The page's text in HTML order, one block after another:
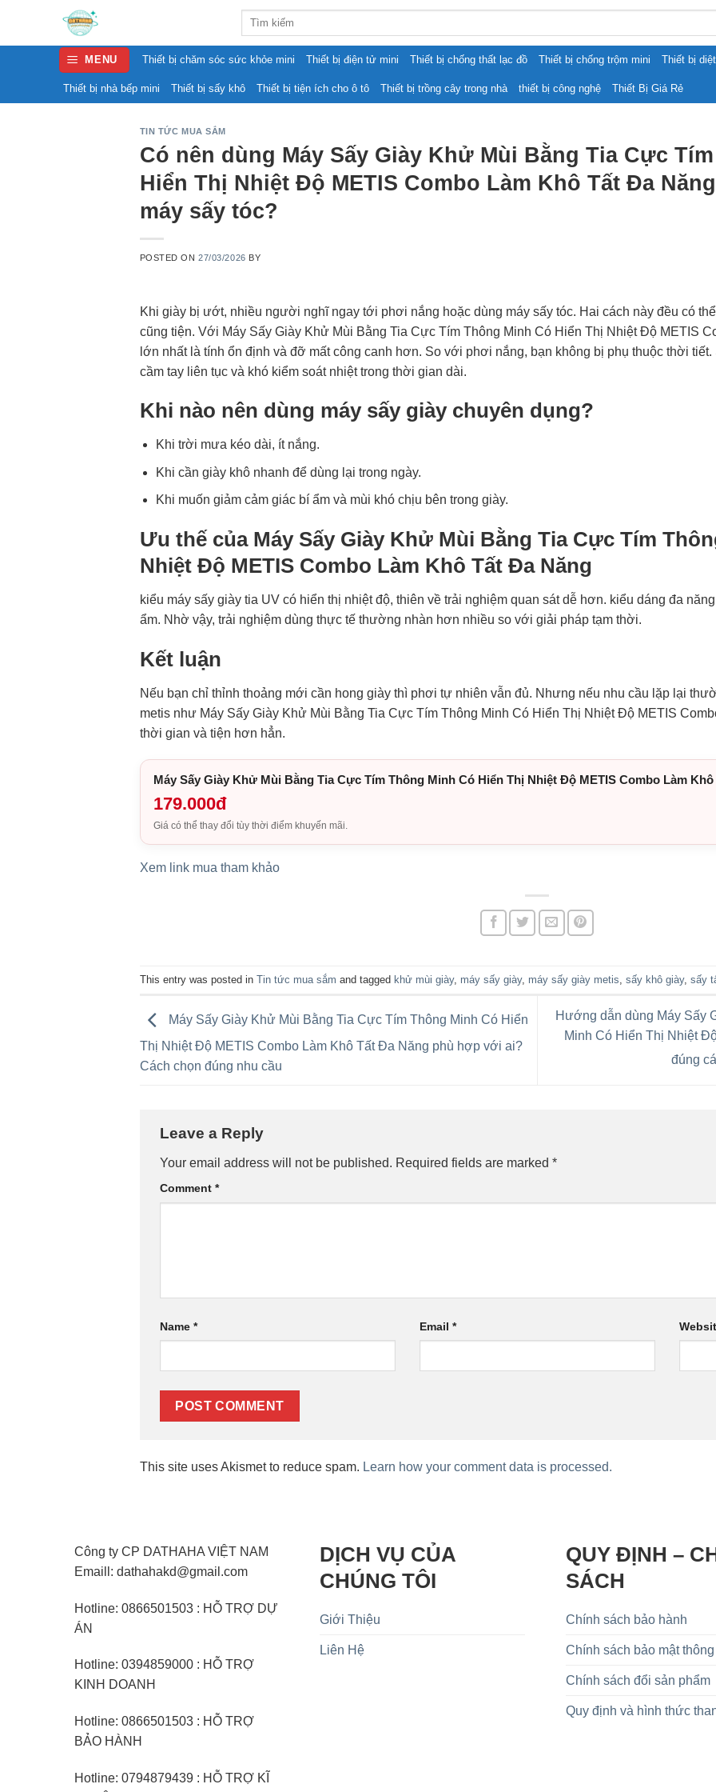
content
Search
MENU Thiết bị chăm sóc sức khỏe mini Thiết bị điện tử mini Thiết bị chống thất lạc đồ Thiết bị chống trộm mini Thiết bị
Thiết bị nhà bếp mini Thiết bị sấy khô Thiết bị tiện ích cho ô tô Thiết bị trồng cây trong nhà thiết bị công nghệ Thiết Bị Giá Rẻ
TIN TỨC MUA SẮM
Có nên dùng Máy Sấy Giày Khử Mùi Bằng Tia Cực
Hiển Thị Nhiệt Độ METIS Combo Làm Khô Tất Đa
máy sấy tóc?
POSTED ON27/03/2026 BY
Khi giày bị ướt, nhiều người nghĩ ngay tới phơi nắng hoặc dùng máy sấy tóc. Hai cách này đều có
cũng tiện. Với Máy Sấy Giày Khử Mùi Bằng Tia Cực Tím Thông Minh Có Hiển Thị Nhiệt Độ METIS
lớn nhất là tính ổn định và đỡ mất công canh hơn. So với phơi nắng, bạn không bị phụ thuộc thời
cầm tay liên tục và khó kiểm soát nhiệt trong thời gian dài.
Khi nào nên dùng máy sấy giày chuyên dụng?
Khi trời mưa kéo dài, ít nắng.
Khi cần giày khô nhanh để dùng lại trong ngày.
Khi muốn giảm cảm giác bí ẩm và mùi khó chịu bên trong giày.
Ưu thế của Máy Sấy Giày Khử Mùi Bằng Tia Cực Tím
Nhiệt Độ METIS Combo Làm Khô Tất Đa Năng
kiểu máy sấy giày tia UV có hiển thị nhiệt độ, thiên về trải nghiệm quan sát dễ hơn. kiểu dáng đa
ẩm. Nhờ vậy, trải nghiệm dùng thực tế thường nhàn hơn nhiều so với giải pháp tạm thời.
Kết luận
Nếu bạn chỉ thỉnh thoảng mới cần hong giày thì phơi tự nhiên vẫn đủ. Nhưng nếu nhu cầu lặp lại
metis như Máy Sấy Giày Khử Mùi Bằng Tia Cực Tím Thông Minh Có Hiển Thị Nhiệt Độ METIS
thời gian và tiện hơn hẳn.
Máy Sấy Giày Khử Mùi Bằng Tia Cực Tím Thông Minh Có Hiển Thị Nhiệt Độ METIS Combo Làm
179.000đ
Giá có thể thay đổi tùy thời điểm khuyến mãi.
Xem link mua tham khảo
This entry was posted in Tin tức mua sắm and tagged khử mùi giày, máy sấy giày, máy sấy giày metis sấy khô giày, sấy
Máy Sấy Giày Khử Mùi Bằng Tia Cực Tím Thông Minh Có Hiển
Thị Nhiệt Độ METIS Combo Làm Khô Tất Đa Năng phù hợp với ai?
Cách chọn đúng nhu cầu
Hướng dẫn dùng Máy Sấy
Minh Có Hiển Thị Nhiệt
đúng
Leave a Reply
Your email address will not be published. Required fields are marked *
Comment *
Name * Email *
This site uses Akismet to reduce spam. Learn how your comment data is processed.
Công ty CP DATHAHA VIỆT NAM
Emaill: dathahakd@gmail.com
Hotline: 0866501503 : HỖ TRỢ DỰ
ÁN
Hotline: 0394859000 : HỖ TRỢ
KINH DOANH
Hotline: 0866501503 : HỖ TRỢ
BẢO HÀNH
Hotline: 0794879439 : HỖ TRỢ KĨ
DỊCH VỤ CỦA
CHÚNG TÔI
Giới Thiệu
Liên Hệ
QUY ĐỊNH –
SÁCH
Chính sách bảo hành
Chính sách bảo mật
Chính sách đổi sản phẩm
Quy định và hình thức